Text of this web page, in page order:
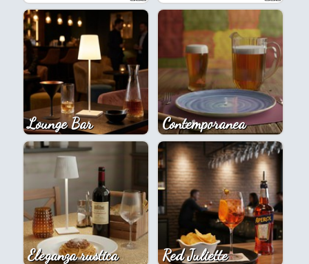
Lounge Bar Contemporanea
Eleganza rustica Red Juliette